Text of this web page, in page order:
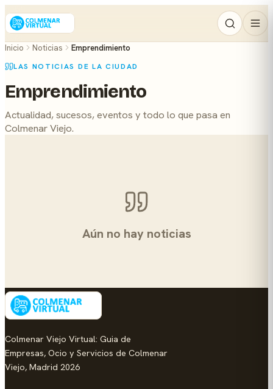
Inicio Noticias Emprendimiento
LAS NOTICIAS DE LA CIUDAD
Emprendimiento
Actualidad, sucesos, eventos y todo lo que pasa en
Colmenar Viejo.
Aún no hay noticias
Colmenar Viejo Virtual: Guia de
Empresas, Ocio y Servicios de Colmenar
Viejo, Madrid 2026